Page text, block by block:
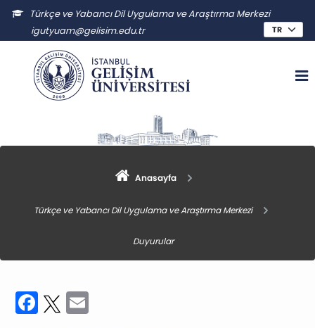
Türkçe ve Yabancı Dil Uygulama ve Araştırma Merkezi
igutyuam@gelisim.edu.tr
Anasayfa
Türkçe ve Yabancı Dil Uygulama ve Araştırma Merkezi
Duyurular
Facebook
Twitter